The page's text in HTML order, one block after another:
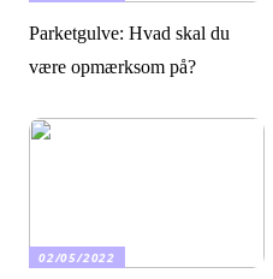
Parketgulve: Hvad skal du
være opmærksom på?
02/05/2022